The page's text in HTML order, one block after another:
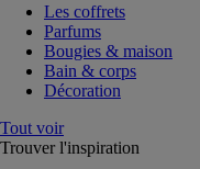
Les coffrets
Parfums
Bougies & maison
Bain & corps
Décoration
Tout voir
Trouver l'inspiration